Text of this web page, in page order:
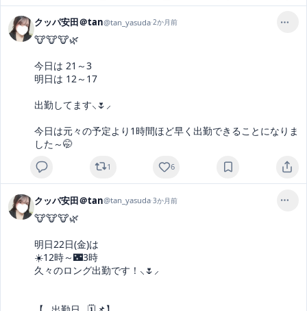
クッパ安田＠tan@tan_yasuda·2か月前
🐮🐮🐮🌿‬
今日は 21～3
明日は 12～17
出勤してます⸜🌷︎⸝
今日は元々の予定より1時間ほど早く出勤できることになりま
した～🤭
1 6
クッパ安田＠tan@tan_yasuda·3か月前
🐮🐮🐮🌿‬
明日22日(金)は
☀️12時～🌃3時
久々のロング出勤です！⸜🌷︎⸝‍